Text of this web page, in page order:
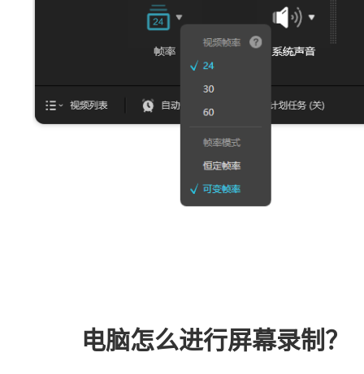
电脑怎么进行屏幕录制？